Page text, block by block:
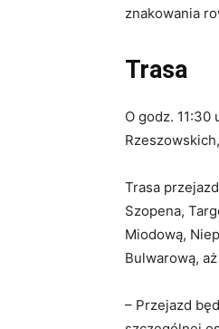
znakowania
Trasa
O godz.
Trasa
Szopena,
Miodową,
Bulwarową,
– Przejazd